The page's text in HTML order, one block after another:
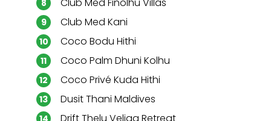
Club Med Kani
Coco Bodu Hithi
Coco Palm Dhuni Kolhu
Coco Privé Kuda Hithi
Dusit Thani Maldives